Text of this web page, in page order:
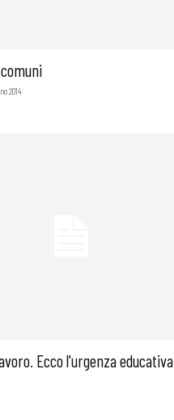
2014
Ecco l'urgenza educativa